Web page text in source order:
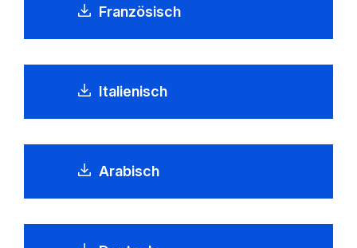
Französisch
Italienisch
Arabisch